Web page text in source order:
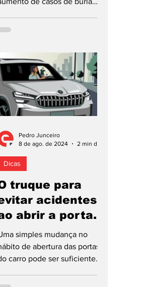
em parques de...
truque para
acidentes
abrir a porta
carro
simples mudança no
de abertura das portas
carro pode ser suficiente
Dicas
Pedro Junceiro
8 de ago. de 2024